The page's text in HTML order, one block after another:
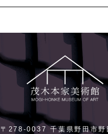
〒278-0037 千葉県野田市